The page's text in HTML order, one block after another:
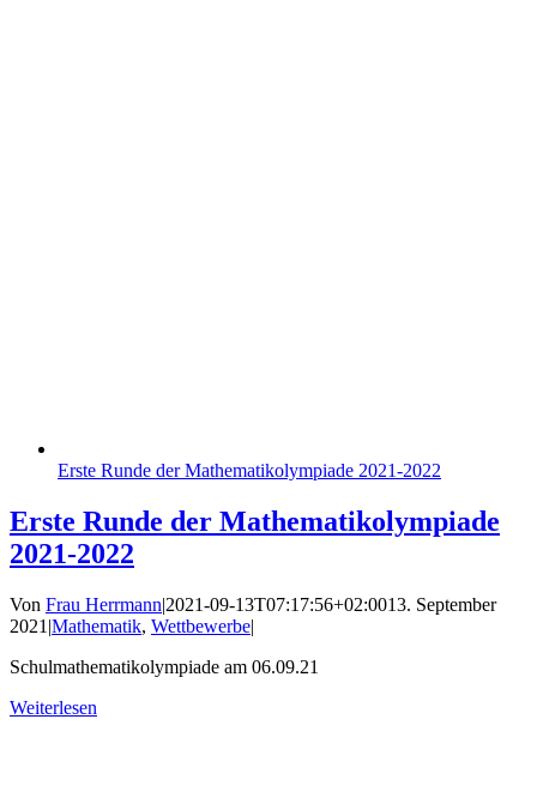
Erste Runde der Mathematikolympiade 2021-2022
Erste Runde der Mathematikolympiade
2021-2022
Von Frau Herrmann|2021-09-13T07:17:56+02:0013. September
2021 |Mathematik, Wettbewerbe|
Schulmathematikolympiade am 06.09.21
Weiterlesen